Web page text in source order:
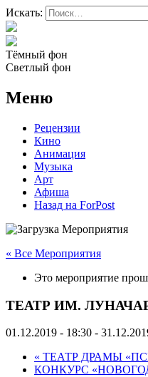
Искать:
Тёмный фон
Светлый фон
Меню
Рецензии
Кино
Анимация
Музыка
Арт
Афиша
Назад на ForPost
« Все Мероприятия
Это мероприятие
ТЕАТР ИМ.
01.12.2019 - 18:30 -
« ТЕАТР ДРАМЫ
КОНКУРС